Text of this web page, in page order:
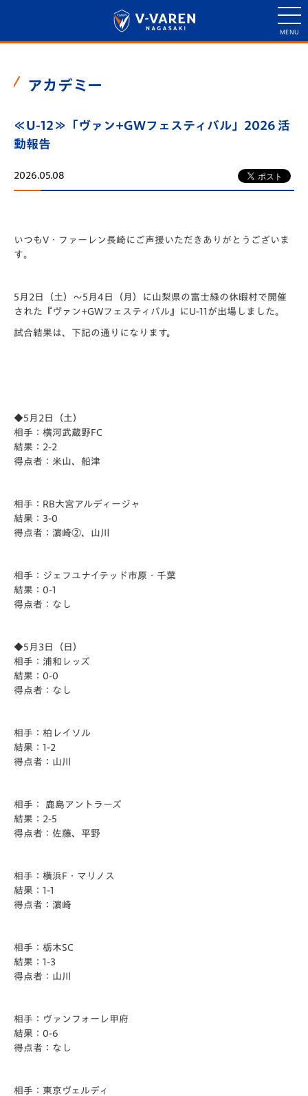
アカデミー
≪U-12≫「ヴァン+GWフェスティバル」2026 活
動報告
2026.05.08
いつもV・ファーレン長崎にご声援いただきありがとうございま
す。
5月2日（土）～5月4日（月）に山梨県の富士緑の休暇村で開催
さ れた『ヴァン+GWフェスティバル』にU-11が出場しました。
試合結果は、下記の通りになります。
◆5月2日（土）
相手：横河武蔵野FC
結果：2-2
得点者：米山、船津
相手：RB大宮アルディージャ
結果：3-0
得点者：濵崎②、山川
相手：ジェフユナイテッド市原・千葉
結果：0-1
得点者：なし
◆5月3日（日）
相手：浦和レッズ
結果：0-0
得点者：なし
相手：柏レイソル
結果：1-2
得点者：山川
相手： 鹿島アントラーズ
結果：2-5
得点者：佐藤、平野
相手：横浜F・マリノス
結果：1-1
得点者：濵崎
相手：栃木SC
結果：1-3
得点者：山川
相手：ヴァンフォーレ甲府
結果：0-6
得点者：なし
相手：東京ヴェルディ